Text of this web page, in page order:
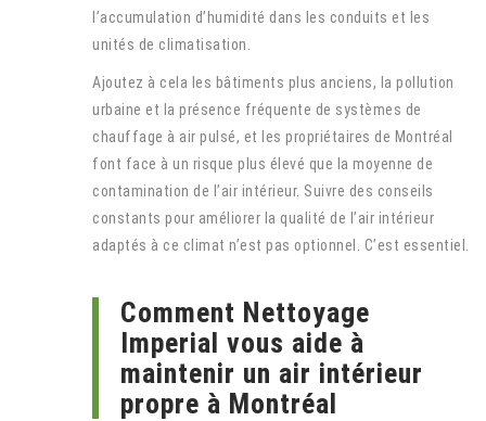
l’accumulation d’humidité dans les conduits et les
unités de climatisation.
Ajoutez à cela les bâtiments plus anciens, la pollution
urbaine et la présence fréquente de systèmes de
chauffage à air pulsé, et les propriétaires de Montréal
font face à un risque plus élevé que la moyenne de
contamination de l’air intérieur. Suivre des conseils
constants pour améliorer la qualité de l’air intérieur
adaptés à ce climat n’est pas optionnel. C’est essentiel.
Comment Nettoyage
Imperial vous aide à
maintenir un air intérieur
propre à Montréal